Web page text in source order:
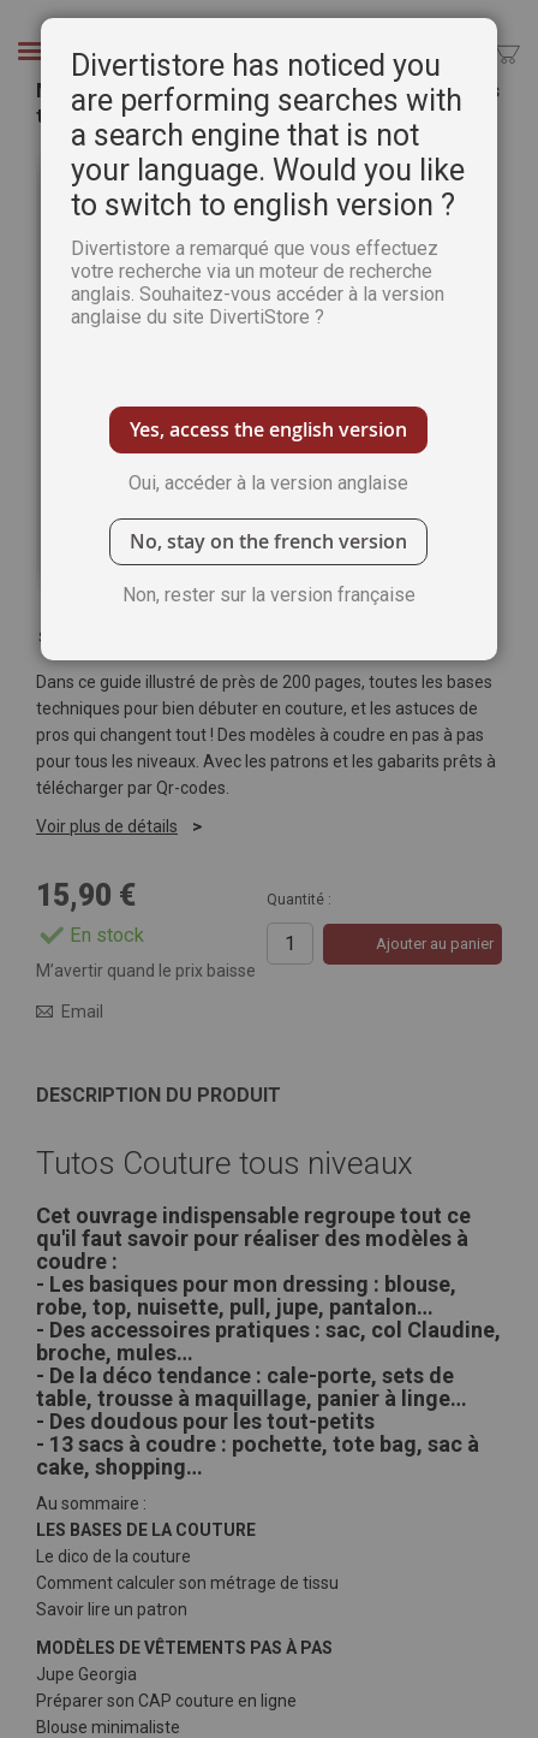
Chercher
Mon guide essentiel de la COUTURE - 60 modèles
tous niveaux à réaliser
galerie
d’images
Soyez le premier à commenter ce produit
Dans ce guide illustré de près de 200 pages, toutes les bases
techniques pour bien débuter en couture, et les astuces de
pros qui changent tout ! Des modèles à coudre en pas à pas
pour tous les niveaux. Avec les patrons et les gabarits prêts à
télécharger par Qr-codes.
Voir plus de détails
15,90 €
En stock
Quantité :
Ajouter au panier
M’avertir quand le prix baisse
Email
DESCRIPTION DU PRODUIT
Tutos Couture tous niveaux
Cet ouvrage indispensable regroupe tout ce
qu'il faut savoir pour réaliser des modèles à
coudre :
- Les basiques pour mon dressing : blouse,
robe, top, nuisette, pull, jupe, pantalon…
- Des accessoires pratiques : sac, col Claudine,
broche, mules…
- De la déco tendance : cale-porte, sets de
table, trousse à maquillage, panier à linge…
- Des doudous pour les tout-petits
- 13 sacs à coudre : pochette, tote bag, sac à
cake, shopping…
Au sommaire :
LES BASES DE LA COUTURE
Le dico de la couture
Comment calculer son métrage de tissu
Savoir lire un patron
MODÈLES DE VÊTEMENTS PAS À PAS
Jupe Georgia
Préparer son CAP couture en ligne
Blouse minimaliste
Divertistore has noticed you
are performing searches with
a search engine that is not
your language. Would you like
to switch to english version ?
Divertistore a remarqué que vous effectuez
votre recherche via un moteur de recherche
anglais. Souhaitez-vous accéder à la version
anglaise du site DivertiStore ?
Yes, access the english version
Oui, accéder à la version anglaise
No, stay on the french version
Non, rester sur la version française